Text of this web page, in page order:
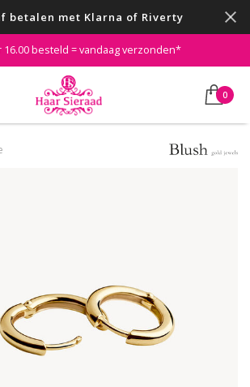
betalen met Klarna of Riverty
16.00 besteld = vandaag verzonden*
0